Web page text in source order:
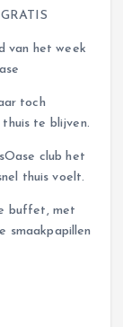
van het week
toch
te blijven.
club het
thuis voelt.
buffet, met
smaakpapillen